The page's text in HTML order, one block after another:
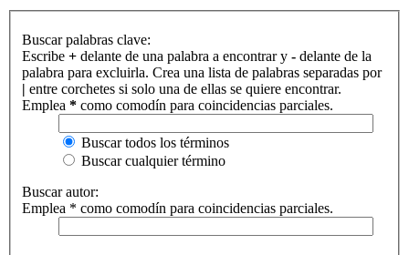
Buscar palabras clave:
Escribe + delante de una palabra a encontrar y - delante de la
palabra para excluirla. Crea una lista de palabras separadas por
| entre corchetes si solo una de ellas se quiere encontrar.
Emplea * como comodín para coincidencias parciales.
Buscar todos los términos
Buscar cualquier término
Buscar autor:
Emplea * como comodín para coincidencias parciales.